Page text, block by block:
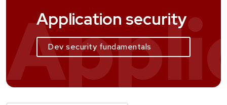
Application security
Dev security fundamentals